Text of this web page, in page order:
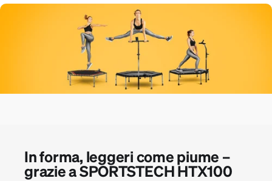
In forma, leggeri come piume –
grazie a SPORTSTECH HTX100